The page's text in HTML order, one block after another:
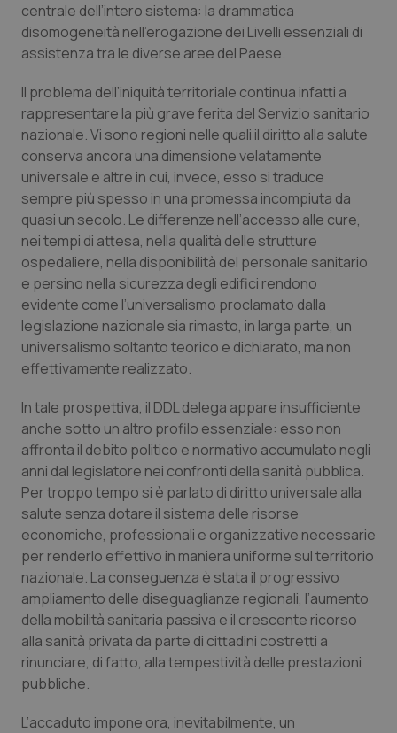
Molise
Piemonte
Provincia Autonoma di Bolzano
Provincia Autonoma di Trento
Puglia
Sardegna
Sicilia
Toscana
Umbria
Valle D’Aosta
Veneto
Epatiti
HIV
Infezioni & Febbre
Ipertensione & Scompenso
Malattie rare
Malattia di Crohn & Rettocolite Ulcerosa
Neuroscienze & patologie neurodegenerative
Obesità
Oftalmologia
Oncodermatologia
Oncoematologia
Oncologia & Nutrizione
Psoriasi & pelle
Quotidiano Cardiologia
Quotidiano Chirurgia
centrale dell’intero sistema: la drammatica
disomogeneità nell’erogazione dei Livelli essenziali di
assistenza tra le diverse aree del Paese.
Il problema dell’iniquità territoriale continua infatti a
rappresentare la più grave ferita del Servizio sanitario
nazionale. Vi sono regioni nelle quali il diritto alla salute
conserva ancora una dimensione velatamente
universale e altre in cui, invece, esso si traduce
sempre più spesso in una promessa incompiuta da
quasi un secolo. Le differenze nell’accesso alle cure,
nei tempi di attesa, nella qualità delle strutture
ospedaliere, nella disponibilità del personale sanitario
e persino nella sicurezza degli edifici rendono
evidente come l’universalismo proclamato dalla
legislazione nazionale sia rimasto, in larga parte, un
universalismo soltanto teorico e dichiarato, ma non
effettivamente realizzato.
In tale prospettiva, il DDL delega appare insufficiente
anche sotto un altro profilo essenziale: esso non
affronta il debito politico e normativo accumulato negli
anni dal legislatore nei confronti della sanità pubblica.
Per troppo tempo si è parlato di diritto universale alla
salute senza dotare il sistema delle risorse
economiche, professionali e organizzative necessarie
per renderlo effettivo in maniera uniforme sul territorio
nazionale. La conseguenza è stata il progressivo
ampliamento delle diseguaglianze regionali, l’aumento
della mobilità sanitaria passiva e il crescente ricorso
alla sanità privata da parte di cittadini costretti a
rinunciare, di fatto, alla tempestività delle prestazioni
pubbliche.
L’accaduto impone ora, inevitabilmente, un